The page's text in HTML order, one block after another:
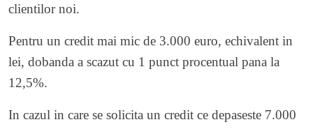
clientilor noi.
Pentru un credit mai mic de 3.000 euro, echivalent in
lei, dobanda a scazut cu 1 punct procentual pana la
12,5%.
In cazul in care se solicita un credit ce depaseste 7.000